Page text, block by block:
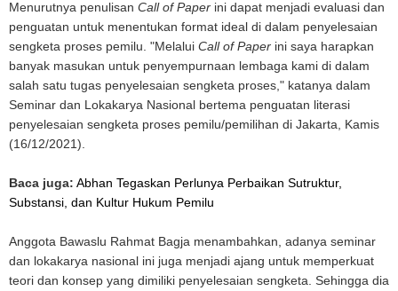
Menurutnya penulisan Call of Paper ini dapat menjadi evaluasi dan
penguatan untuk menentukan format ideal di dalam penyelesaian
sengketa proses pemilu. "Melalui Call of Paper ini saya harapkan
banyak masukan untuk penyempurnaan lembaga kami di dalam
salah satu tugas penyelesaian sengketa proses," katanya dalam
Seminar dan Lokakarya Nasional bertema penguatan literasi
penyelesaian sengketa proses pemilu/pemilihan di Jakarta, Kamis
(16/12/2021).
Baca juga: Abhan Tegaskan Perlunya Perbaikan Sutruktur,
Substansi, dan Kultur Hukum Pemilu
Anggota Bawaslu Rahmat Bagja menambahkan, adanya seminar
dan lokakarya nasional ini juga menjadi ajang untuk memperkuat
teori dan konsep yang dimiliki penyelesaian sengketa. Sehingga dia